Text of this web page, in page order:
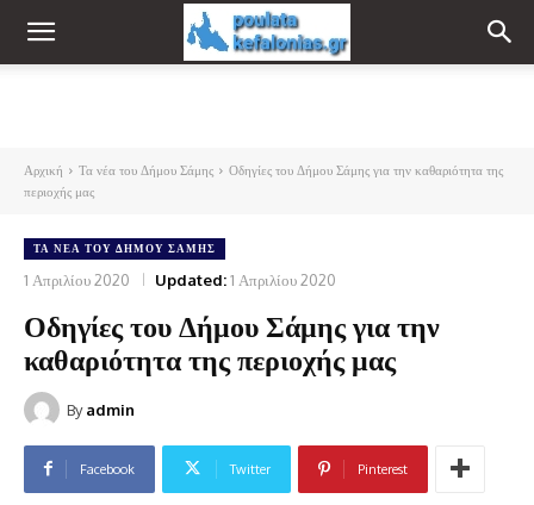
Αρχική Τα νέα του Δήμου Σάμης
Οδηγίες του Δήμου Σάμης για την καθαριότητα της
περιοχής μας
ΤΑ ΝΈΑ ΤΟΥ ΔΉΜΟΥ ΣΆΜΗΣ
1 Απριλίου 2020 Updated:1 Απριλίου 2020
Οδηγίες του Δήμου Σάμης για την
καθαριότητα της περιοχής μας
By admin
Facebook Twitter Pinterest